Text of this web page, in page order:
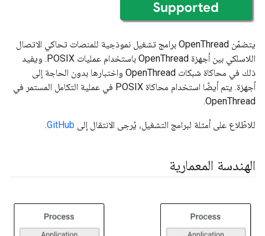
يتضمّن OpenThread برامج تشغيل نموذجية للمنصات تحاكي الاتصال
اللاسلكي بين أجهزة OpenThread باستخدام عمليات POSIX. ويفيد
ذلك في محاكاة شبكات OpenThread واختبارها بدون الحاجة إلى
أجهزة. يتم أيضًا استخدام محاكاة POSIX في عملية التكامل المستمر في
OpenThread.
للاطّلاع على أمثلة لبرامج التشغيل، يُرجى الانتقال إلى GitHub
.
الهندسة المعمارية